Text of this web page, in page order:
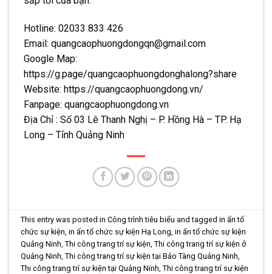
Hotline: 02033 833 426
Email: quangcaophuongdongqn@gmail.com
Google Map:
https://g.page/quangcaophuongdonghalong?share
Website: https://quangcaophuongdong.vn/
Fanpage: quangcaophuongdong.vn
Địa Chỉ : Số 03 Lê Thanh Nghị – P. Hồng Hà – TP. Hạ
Long – Tỉnh Quảng Ninh
This entry was posted inCông trình tiêu biểu and taggedin ấn tổ
chức sự kiện,in ấn tổ chức sự kiện Hạ Long,in ấn tổ chức sự kiện
Quảng Ninh,Thi công trang trí sự kiện,Thi công trang trí sự kiện ở
Quảng Ninh,Thi công trang trí sự kiện tại Bảo Tàng Quảng Ninh,
Thi công trang trí sự kiện tại Quảng Ninh,Thi công trang trí sự kiện